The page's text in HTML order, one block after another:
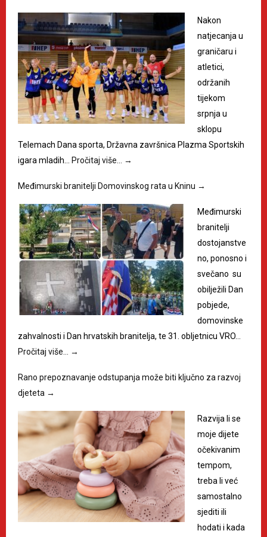
Nakon
natjecanja u
graničaru i
atletici,
održanih
tijekom
srpnja u
sklopu
Telemach Dana sporta, Državna završnica Plazma Sportskih
igara mladih…
Pročitaj više… →
Međimurski branitelji Domovinskog rata u Kninu →
Međimurski
branitelji
dostojanstve
no, ponosno i
svečano su
obilježili Dan
pobjede,
domovinske
zahvalnosti i Dan hrvatskih branitelja, te 31. obljetnicu VRO…
Pročitaj više…
→
Rano prepoznavanje odstupanja može biti ključno za razvoj
djeteta →
Razvija li se
moje dijete
očekivanim
tempom,
treba li već
samostalno
sjediti ili
hodati i kada